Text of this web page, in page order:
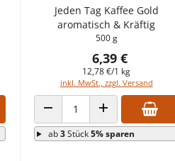
Jeden Tag Kaffee Gold
aromatisch & Kräftig
500 g
6,39 €
12,78 €/1 kg
inkl. MwSt., zzgl. Versand
ANZAHL VERRINGERNANZAHL ERHÖHEN
ab3Stück5% sparen